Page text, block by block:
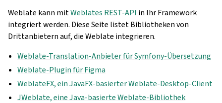
Weblate kann mitWeblates REST-API in Ihr Framework
integriert werden. Diese Seite listet Bibliotheken von
Drittanbietern auf, die Weblate integrieren.
Weblate-Translation-Anbieter für Symfony-Übersetzung
Weblate-Plugin für Figma
WeblateFX, ein JavaFX-basierter Weblate-Desktop-Client
JWeblate, eine Java-basierte Weblate-Bibliothek